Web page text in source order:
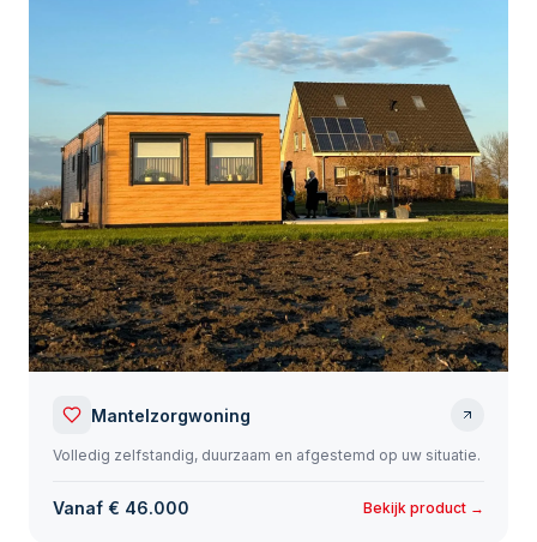
Mantelzorgwoning
Volledig zelfstandig, duurzaam en afgestemd op uw situatie.
Vanaf € 46.000 Bekijk product →